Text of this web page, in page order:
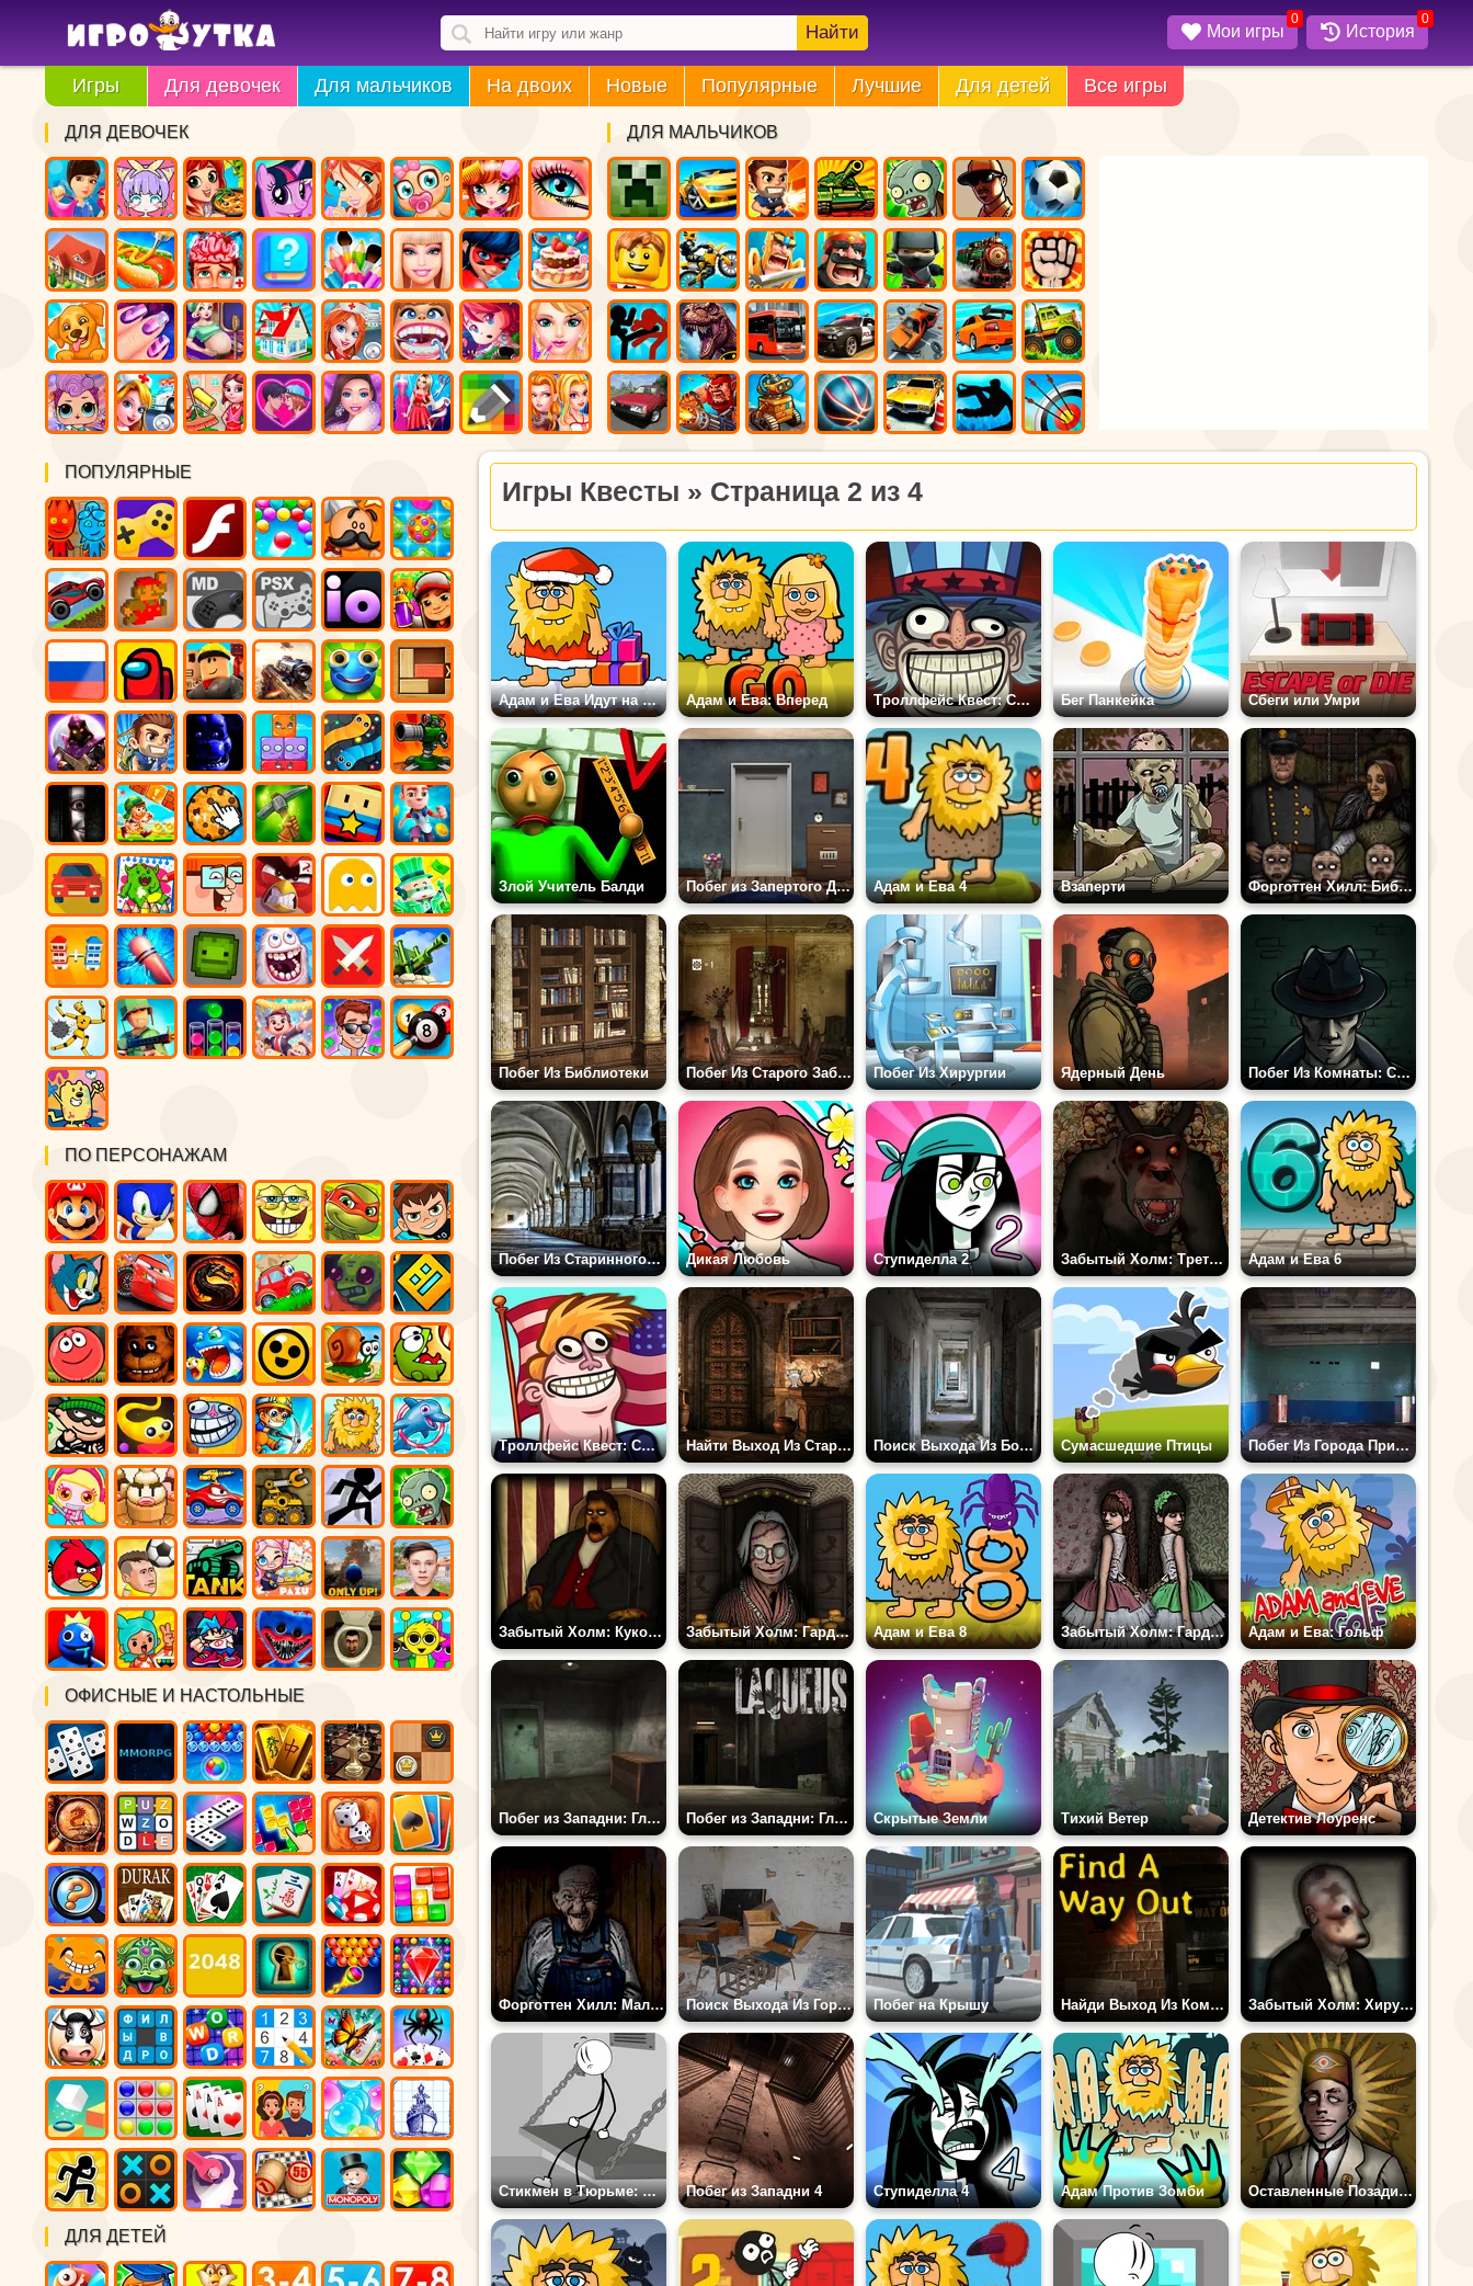
Найти Мои игры
0
История
0
Игры Для девочек Для мальчиков На двоих Новые Популярные Лучшие Для детей Все игры
ДЛЯ МАЛЬЧИКОВ
ДЛЯ ДЕВОЧЕК
ПОПУЛЯРНЫЕ
ПО ПЕРСОНАЖАМ
ОФИСНЫЕ И НАСТОЛЬНЫЕ
ДЛЯ ДЕТЕЙ
Игры Квесты » Страница 2 из 4
Адам и Ева Идут на Рождество Адам и Ева: Вперед Троллфейс Квест: США Бег Панкейка Сбеги или Умри
Злой Учитель Балди Побег из Запертого Дома Адам и Ева 4 Взаперти Форготтен Хилл: Библиотека
Побег Из Библиотеки Побег Из Старого Заброшенного Дома Побег Из Хирургии Ядерный День Побег Из Комнаты: Странное Дело 2
Побег Из Старинного Монастыря Дикая Любовь Ступиделла 2 Забытый Холм: Третья Ось Адам и Ева 6
Троллфейс Квест: США 2 Найти Выход Из Старого Дома в Лесу Поиск Выхода Из Больницы Города Призрака Сумасшедшие Птицы Побег Из Города Призрака 3
Забытый Холм: Кукольник Забытый Холм: Гардероб – Глава 4 – Цена Улыбки Адам и Ева 8 Забытый Холм: Гардероб 2 Адам и Ева: Гольф
Побег из Западни: Глава 1 Побег из Западни: Глава 2 Скрытые Земли Тихий Ветер Детектив Лоуренс
Форготтен Хилл: Маленькая Хижина в Лесу Поиск Выхода Из Города Призрака 4 Побег на Крышу Найди Выход Из Комнаты Забытый Холм: Хирургия
Стикмен в Тюрьме: Задача Сбежать Побег из Западни 4 Ступиделла 4 Адам Против Зомби Оставленные Позади – История Забытого Холма